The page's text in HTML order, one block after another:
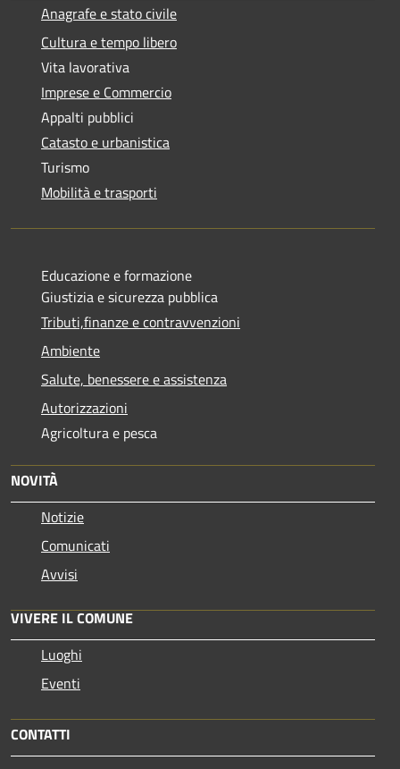
Anagrafe e stato civile
Cultura e tempo libero
Vita lavorativa
Imprese e Commercio
Appalti pubblici
Catasto e urbanistica
Turismo
Mobilità e trasporti
Educazione e formazione
Giustizia e sicurezza pubblica
Tributi,finanze e contravvenzioni
Ambiente
Salute, benessere e assistenza
Autorizzazioni
Agricoltura e pesca
NOVITÀ
Notizie
Comunicati
Avvisi
VIVERE IL COMUNE
Luoghi
Eventi
CONTATTI